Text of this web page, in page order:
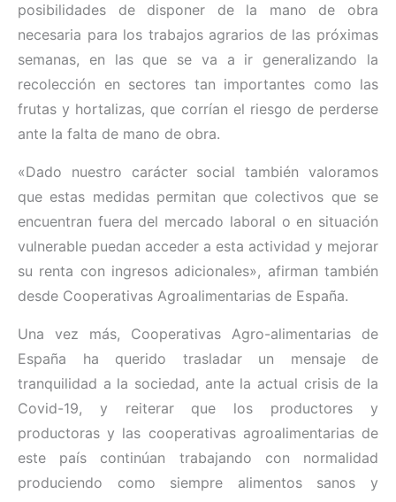
posibilidades de disponer de la mano de obra
necesaria para los trabajos agrarios de las próximas
semanas, en las que se va a ir generalizando la
recolección en sectores tan importantes como las
frutas y hortalizas, que corrían el riesgo de perderse
ante la falta de mano de obra.
«Dado nuestro carácter social también valoramos
que estas medidas permitan que colectivos que se
encuentran fuera del mercado laboral o en situación
vulnerable puedan acceder a esta actividad y mejorar
su renta con ingresos adicionales», afirman también
desde Cooperativas Agroalimentarias de España.
Una vez más, Cooperativas Agro-alimentarias de
España ha querido trasladar un mensaje de
tranquilidad a la sociedad, ante la actual crisis de la
Covid-19, y reiterar que los productores y
productoras y las cooperativas agroalimentarias de
este país continúan trabajando con normalidad
produciendo como siempre alimentos sanos y